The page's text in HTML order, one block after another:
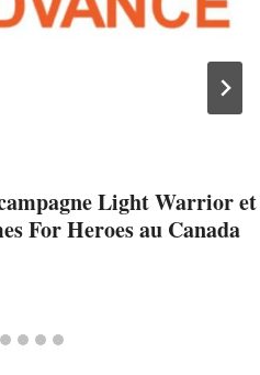
Light Warrior et
For Heroes au Canada